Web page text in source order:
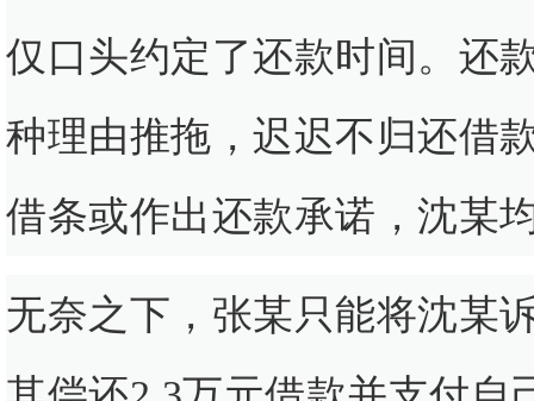
仅口头约定了还款时间。还
种理由推拖，迟迟不归还借
借条或作出还款承诺，沈某
无奈之下，张某只能将沈某